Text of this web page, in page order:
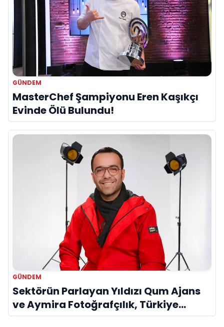
GÜNDEM
MasterChef Şampiyonu Eren Kaşıkçı
Evinde Ölü Bulundu!
GÜNDEM
Sektörün Parlayan Yıldızı Qum Ajans
ve Aymira Fotoğrafçılık, Türkiye
Genelinde Hizmet Ağını Genişletiyor